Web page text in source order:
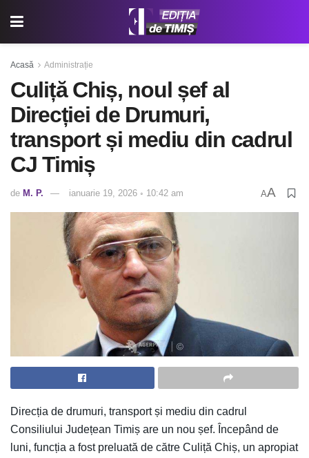
Acasă Administrație
Culiță Chiș, noul șef al
Direcției de Drumuri,
transport și mediu din cadrul
CJ Timiș
de M. P. ianuarie 19, 2026 ◦ 10:42 am AA
Direcția de drumuri, transport și mediu din cadrul
Consiliului Județean Timiș are un nou șef. Începând de
luni, funcția a fost preluată de către Culiță Chiș, un apropiat